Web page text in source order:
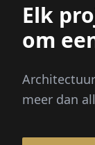
Elk
om
meer dan